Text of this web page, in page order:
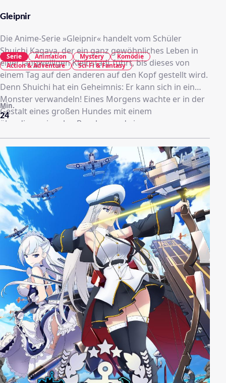
Gleipnir
Die Anime-Serie »Gleipnir« handelt vom Schüler
Shuichi Kagaya, der ein ganz gewöhnliches Leben in
einer langweiligen Kleinstadt führt, bis dieses von
einem Tag auf den anderen auf den Kopf gestellt wird.
Denn Shuichi hat ein Geheimnis: Er kann sich in ein
Monster verwandeln! Eines Morgens wachte er in der
Gestalt eines großen Hundes mit einem
überdimensionalen Revolver und einem
Reißverschluss auf dem Rücken auf – ausgestattet mit
unglaublicher Stärke sowie einem geschärften
Geruchssinn. Als seine Mitschülerin Claire Aoki in
Gefahr gerät, entscheidet Shuichi sich dazu, sie zu
retten und damit sein Geheimnis mit ihr zu teilen.
Doch Claire ist selbst auf der Suche nach Monstern, in
der Hoffnung ihre Schwester zu finden. Und mit ihrer
sadistischen Art und ihrem Mangel an Mitgefühl
gegenüber anderen scheut sie sich auch nicht davor,
Shuichi auszunutzen, um ihr Ziel zu erreichen.
24
Min.
Serie Animation Mystery
Komödie
Action & Adventure
Sci-Fi & Fantasy